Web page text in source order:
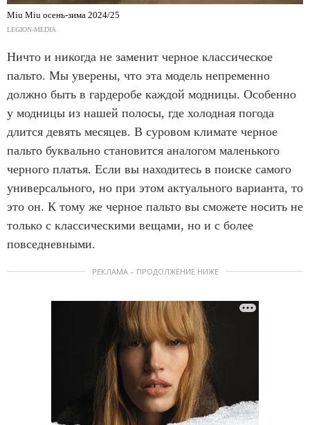
Miu Miu осень-зима 2024/25
LEGION-MEDIA
Ничто и никогда не заменит черное классическое
пальто. Мы уверены, что эта модель непременно
должно быть в гардеробе каждой модницы. Особенно
у модницы из нашей полосы, где холодная погода
длится девять месяцев. В суровом климате черное
пальто буквально становится аналогом маленького
черного платья. Если вы находитесь в поиске самого
универсального, но при этом актуального варианта, то
это он. К тому же черное пальто вы сможете носить не
только с классическими вещами, но и с более
повседневными.
РЕКЛАМА – ПРОДОЛЖЕНИЕ НИЖЕ